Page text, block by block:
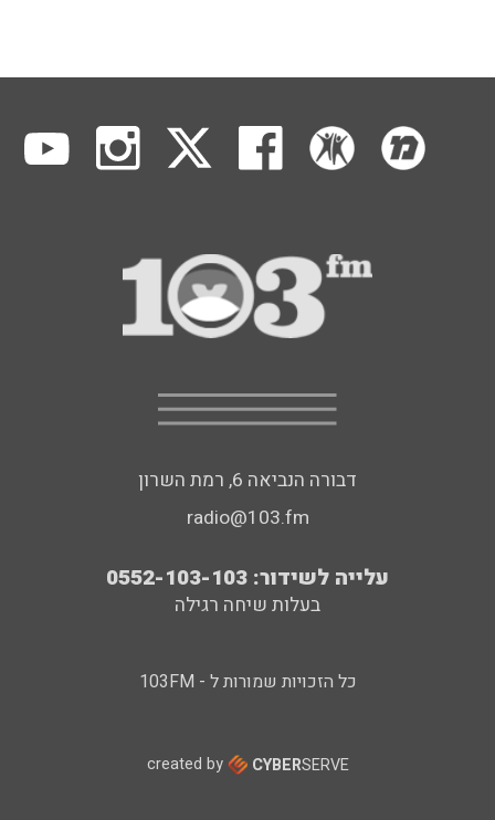
דבורה הנביאה 6, רמת השרון
radio@103.fm
עלייה לשידור: 0552-103-103
בעלות שיחה רגילה
כל הזכויות שמורות ל - 103FM
created by CYBERSERVE